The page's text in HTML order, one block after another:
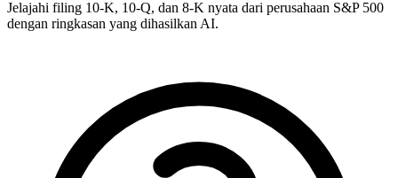
Jelajahi filing 10-K, 10-Q, dan 8-K nyata dari perusahaan S&P 500
dengan ringkasan yang dihasilkan AI.